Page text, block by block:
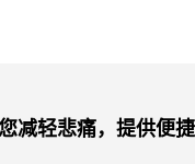
减轻悲痛，提供便